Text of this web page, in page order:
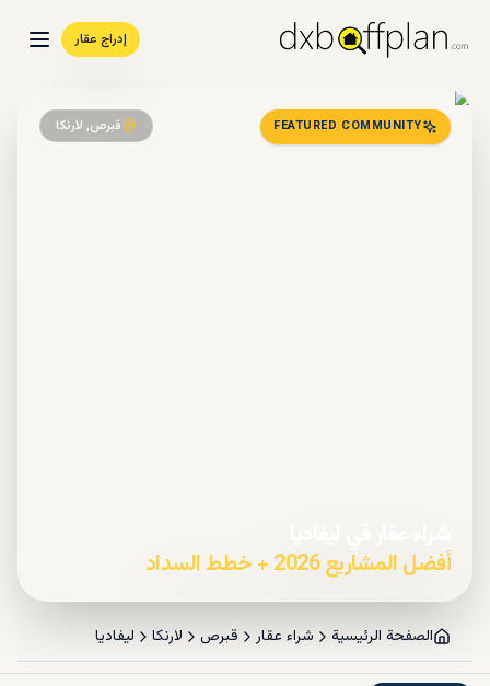
إدراج عقار
FEATURED COMMUNITY قبرص, لارنكا
أفضل المشاريع 2026 + خطط السداد
الصفحة الرئيسية شراء عقار قبرص لارنكا ليفاديا